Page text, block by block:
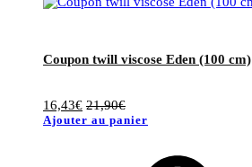
Coupon twill viscose Eden (100 cm)
16,43€ 21,90€
Ajouter au panier